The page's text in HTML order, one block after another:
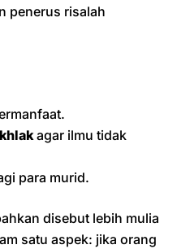
penerus risalah
agar ilmu tidak
para murid.
disebut lebih mulia
satu aspek: jika orang